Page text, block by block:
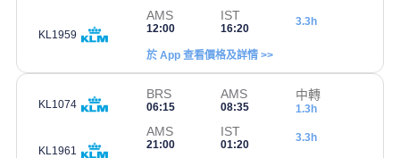
KL1959
AMS
12:00
IST
16:20
3.3h
於 App 查看價格及詳情 >>
KL1074
BRS
06:15
AMS
08:35
中轉
1.3h
KL1961
AMS
21:00
IST
01:20
3.3h